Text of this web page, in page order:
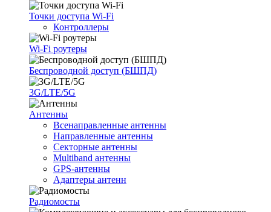
Точки доступа Wi-Fi
Контроллеры
Wi-Fi роутеры
Беспроводной доступ (БШПД)
3G/LTE/5G
Антенны
Всенаправленные антенны
Направленные антенны
Секторные антенны
Multiband антенны
GPS-антенны
Адаптеры антенн
Радиомосты